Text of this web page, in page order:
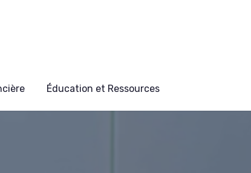
Éducation et Ressources